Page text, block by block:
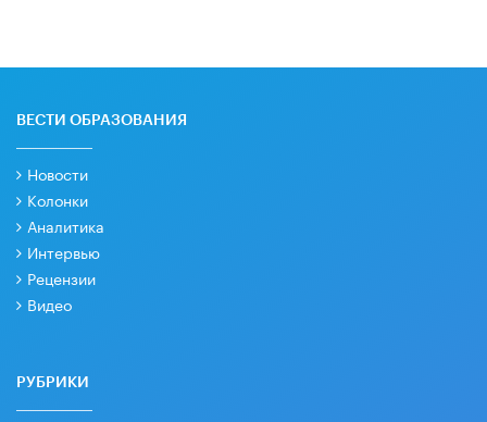
ВЕСТИ ОБРАЗОВАНИЯ
Новости
Колонки
Аналитика
Интервью
Рецензии
Видео
РУБРИКИ